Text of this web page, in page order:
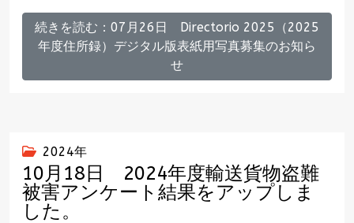
続きを読む：07月26日 Directorio 2025（2025
年度住所録）デジタル版表紙用写真募集のお知ら
せ
2024年
10月18日 2024年度輸送貨物盗難
被害アンケート結果をアップしま
した。